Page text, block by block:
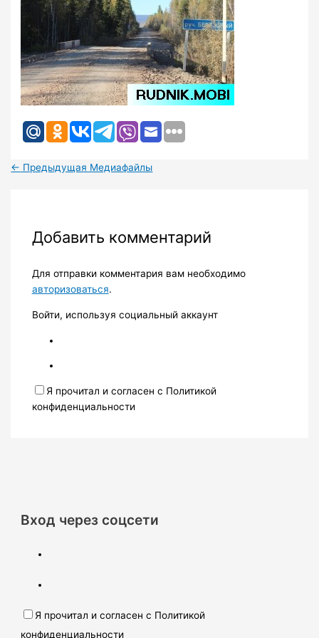
← Предыдущая Медиафайлы
Добавить комментарий
Для отправки комментария вам необходимо
авторизоваться.
Войти, используя социальный аккаунт
Я прочитал и согласен с Политикой
конфиденциальности
Вход через соцсети
Я прочитал и согласен с Политикой
конфиденциальности